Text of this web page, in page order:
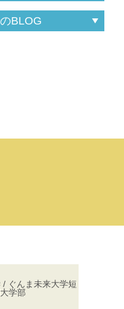
/ ぐんま未来大学短
学部